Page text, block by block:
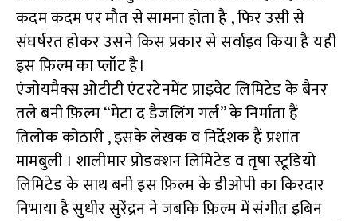
कदम कदम पर मौत से सामना होता है , फिर उसी से
संघर्षरत होकर उसने किस प्रकार से सर्वाइव किया है यही
इस फ़िल्म का प्लॉट है।
एंजोयमैक्स ओटीटी एंटरटेनमेंट प्राइवेट लिमिटेड के बैनर
तले बनी फ़िल्म “मेटा द डैजलिंग गर्ल” के निर्माता हैं
तिलोक कोठारी , इसके लेखक व निर्देशक हैं प्रशांत
मामबुली । शालीमार प्रोडक्शन लिमिटेड व तृषा स्टूडियो
लिमिटेड के साथ बनी इस फ़िल्म के डीओपी का किरदार
निभाया है सुधीर सुरेंद्रन ने जबकि फ़िल्म में संगीत इबिन